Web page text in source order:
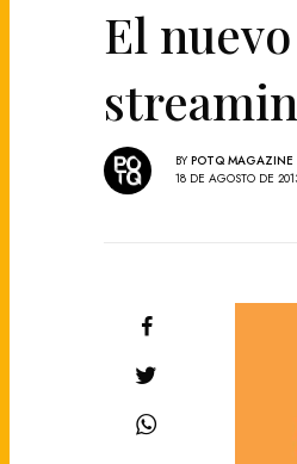
El
BY POTQ MAGAZINE
18 DE AGOSTO DE